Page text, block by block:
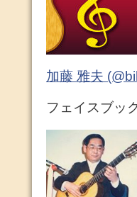
加藤 雅夫
フェイスブッ